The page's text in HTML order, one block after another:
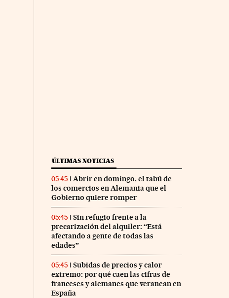
ÚLTIMAS NOTICIAS
05:45
Abrir en domingo, el tabú de
los comercios en Alemania que el
Gobierno quiere romper
05:45
Sin refugio frente a la
precarización del alquiler: “Está
afectando a gente de todas las
edades”
05:45
Subidas de precios y calor
extremo: por qué caen las cifras de
franceses y alemanes que veranean en
España